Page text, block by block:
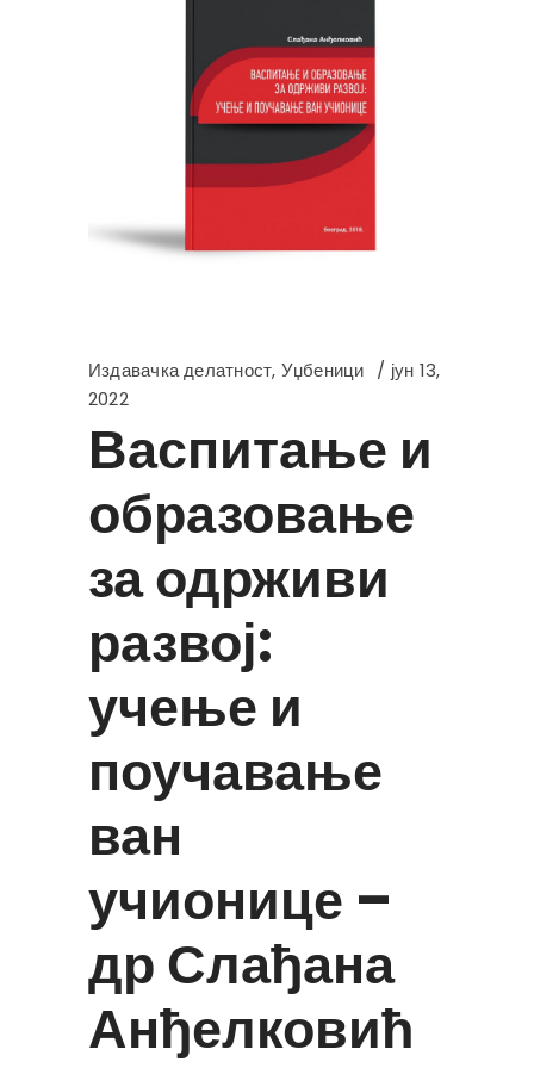
Издавачка делатност, Уџбеници
јун 13,
2022
Васпитање и
образовање
за одрживи
развој:
учење и
поучавање
ван
учионице –
др Слађана
Анђелковић